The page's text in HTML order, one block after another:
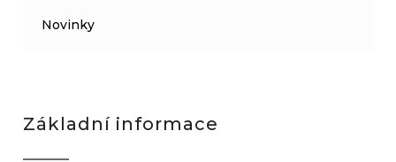
Novinky
Základní informace